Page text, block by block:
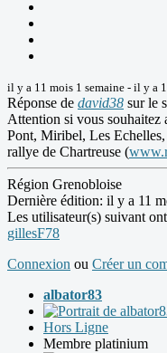
il y a 11 mois 1 semaine - il y a
Réponse de david38 sur le
Attention si vous
Pont, Miribel, Les
rallye de Chartreuse (
Région Grenobloise
Dernière édition: il y a 11
Les utilisateur(s) suivant
gillesF78
Connexion ou Créer un
albator83
Hors Ligne
Membre platinium